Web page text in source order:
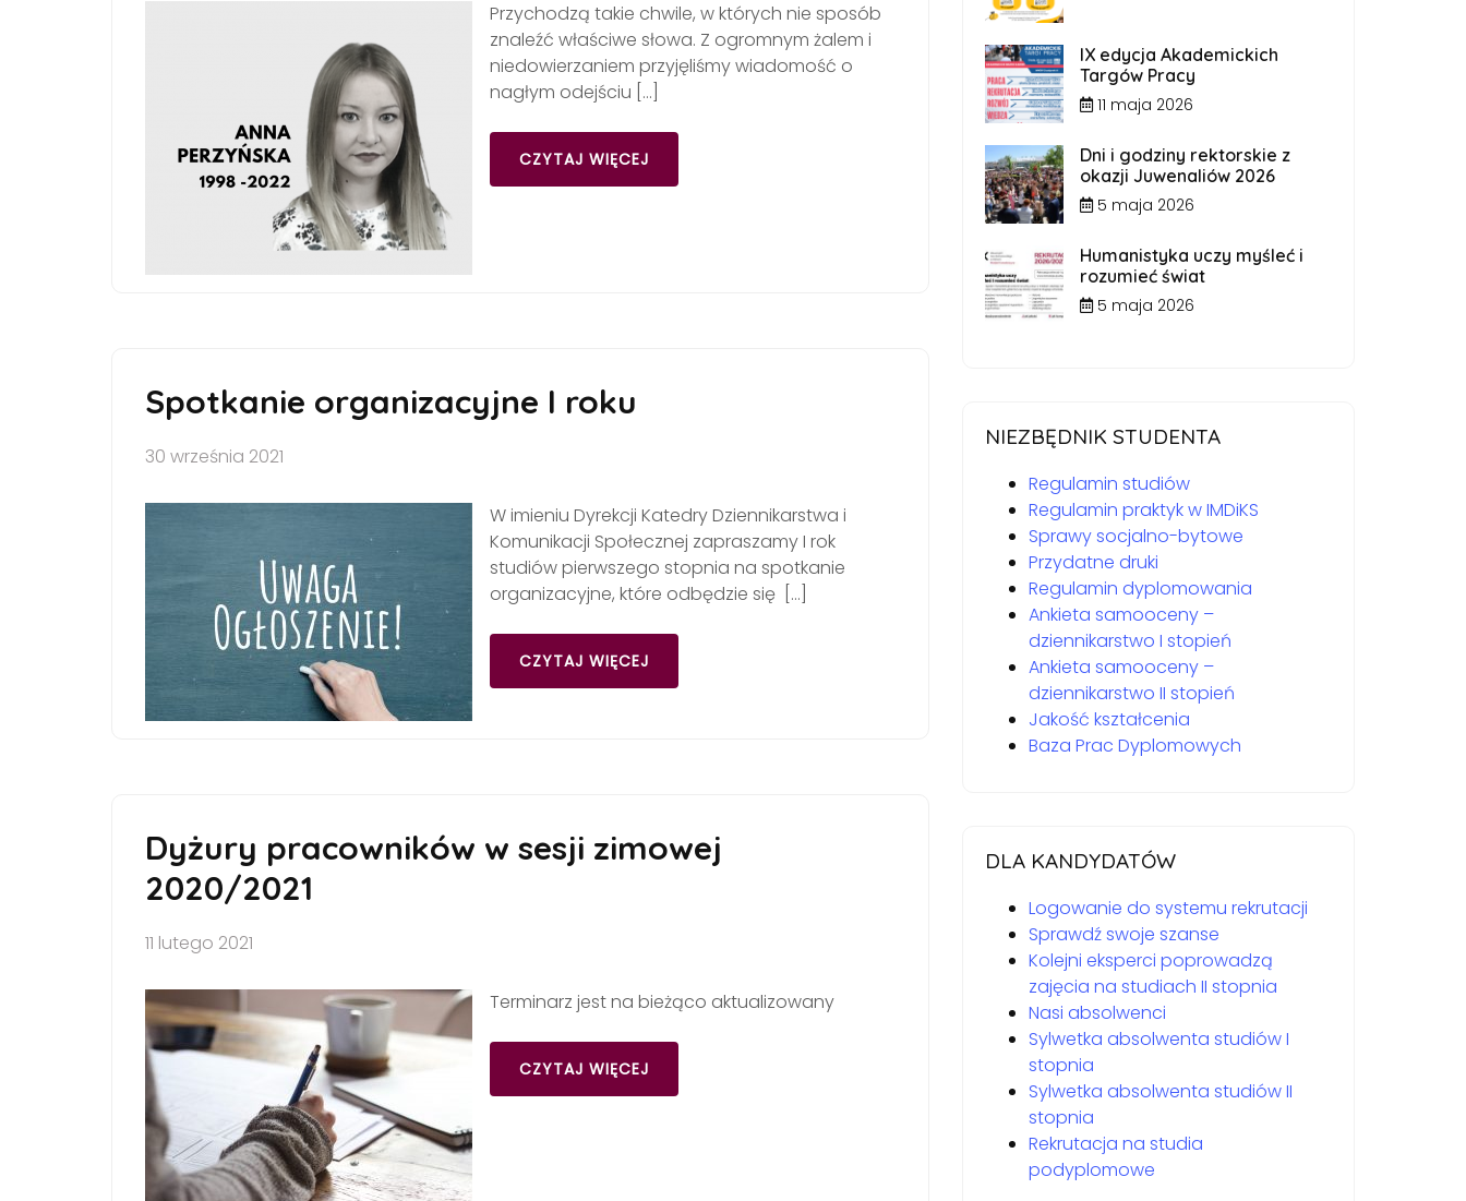
Przychodzą takie chwile, w których nie sposób
znaleźć właściwe słowa. Z ogromnym żalem i
niedowierzaniem przyjęliśmy wiadomość o
nagłym odejściu […]
CZYTAJ WIĘCEJ
Spotkanie organizacyjne I roku
30 września 2021
W imieniu Dyrekcji Katedry Dziennikarstwa i
Komunikacji Społecznej zapraszamy I rok
studiów pierwszego stopnia na spotkanie
organizacyjne, które odbędzie się […]
CZYTAJ WIĘCEJ
Dyżury pracowników w sesji zimowej
2020/2021
11 lutego 2021
Terminarz jest na bieżąco aktualizowany
CZYTAJ WIĘCEJ
IX edycja Akademickich
Targów Pracy
11 maja 2026
Dni i godziny rektorskie z
okazji Juwenaliów 2026
5 maja 2026
Humanistyka uczy myśleć i
rozumieć świat
5 maja 2026
NIEZBĘDNIK STUDENTA
Regulamin studiów
Regulamin praktyk w IMDiKS
Sprawy socjalno-bytowe
Przydatne druki
Regulamin dyplomowania
Ankieta samooceny –
dziennikarstwo I stopień
Ankieta samooceny –
dziennikarstwo II stopień
Jakość kształcenia
Baza Prac Dyplomowych
DLA KANDYDATÓW
Logowanie do systemu rekrutacji
Sprawdź swoje szanse
Kolejni eksperci poprowadzą
zajęcia na studiach II stopnia
Nasi absolwenci
Sylwetka absolwenta studiów I
stopnia
Sylwetka absolwenta studiów II
stopnia
Rekrutacja na studia
podyplomowe